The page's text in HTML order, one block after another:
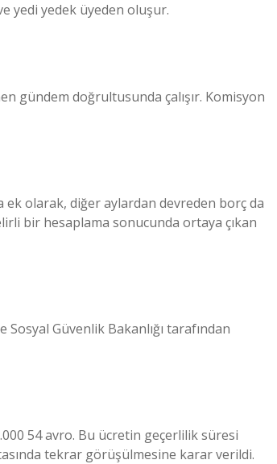
yedi yedek üyeden oluşur.
gündem doğrultusunda çalışır. Komisyon
ek olarak, diğer aylardan devreden borç da
bir hesaplama sonucunda ortaya çıkan
Güvenlik Bakanlığı tarafından
54 avro. Bu ücretin geçerlilik süresi
tekrar görüşülmesine karar verildi.